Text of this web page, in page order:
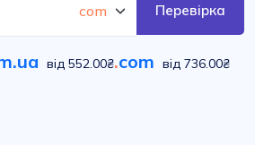
Перевірка
від 552.00₴.com від 736.00₴